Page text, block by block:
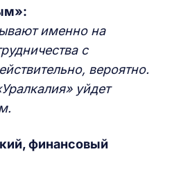
именно на
с
вероятно.
уйдет
финансовый